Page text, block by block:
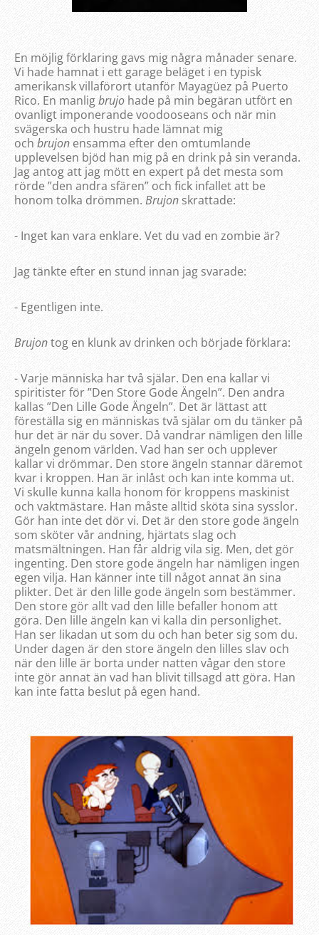
En möjlig förklaring gavs mig några månader senare.
Vi hade hamnat i ett garage beläget i en typisk
amerikansk villaförort utanför Mayagüez på Puerto
Rico. En manligbrujo hade på min begäran utfört en
ovanligt imponerande voodooseans och när min
svägerska och hustru hade lämnat mig
och brujon ensamma efter den omtumlande
upplevelsen bjöd han mig på en drink på sin veranda.
Jag antog att jag mött en expert på det mesta som
rörde ”den andra sfären” och fick infallet att be
honom tolka drömmen. Brujonskrattade:
- Inget kan vara enklare. Vet du vad en zombie är?
Jag tänkte efter en stund innan jag svarade:
- Egentligen inte.
Brujontog en klunk av drinken och började förklara:
- Varje människa har två själar. Den ena kallar vi
spiritister för ”Den Store Gode Ängeln”. Den andra
kallas ”Den Lille Gode Ängeln”. Det är lättast att
föreställa sig en människas två själar om du tänker på
hur det är när du sover. Då vandrar nämligen den lille
ängeln genom världen. Vad han ser och upplever
kallar vi drömmar. Den store ängeln stannar däremot
kvar i kroppen. Han är inlåst och kan inte komma ut.
Vi skulle kunna kalla honom för kroppens maskinist
och vaktmästare. Han måste alltid sköta sina sysslor.
Gör han inte det dör vi. Det är den store gode ängeln
som sköter vår andning, hjärtats slag och
matsmältningen. Han får aldrig vila sig. Men, det gör
ingenting. Den store gode ängeln har nämligen ingen
egen vilja. Han känner inte till något annat än sina
plikter. Det är den lille gode ängeln som bestämmer.
Den store gör allt vad den lille befaller honom att
göra. Den lille ängeln kan vi kalla din personlighet.
Han ser likadan ut som du och han beter sig som du.
Under dagen är den store ängeln den lilles slav och
när den lille är borta under natten vågar den store
inte gör annat än vad han blivit tillsagd att göra. Han
kan inte fatta beslut på egen hand.